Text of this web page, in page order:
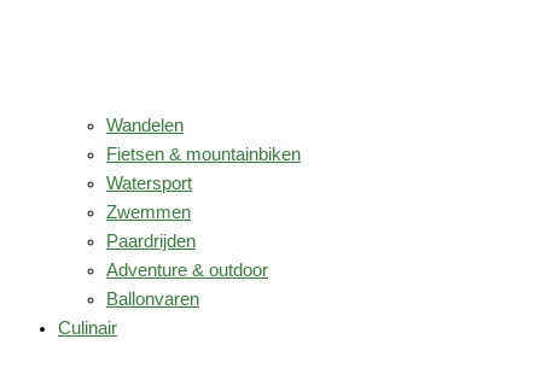
Wandelen
Fietsen & mountainbiken
Watersport
Zwemmen
Paardrijden
Adventure & outdoor
Ballonvaren
Culinair